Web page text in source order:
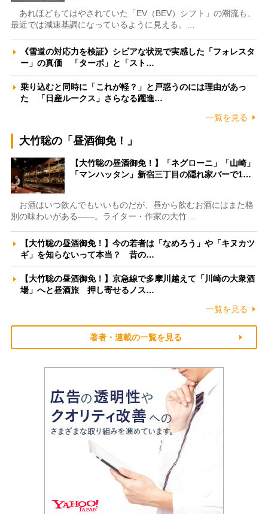
あれほどもてはやされていた「EV（BEV）シフト」の潮流も、
最近では減速基調になっているように見える。…
《雪道の対応力を検証》シビアな状況で実感した「フォレスタ
ー」の真価 「ターボ」と「スト…
乗り込むと同時に「これが軽？」と戸惑うのには理由があっ
た 「日産ルークス」さらなる躍進…
一覧を見る
大竹聡の「昼酒御免！」
【大竹聡の昼酒御免！】「ネグローニ」「山崎」
「マンハッタン」新宿三丁目の隠れ家バーで1…
お酒はいつ飲んでもいいものだが、昼から飲むお酒にはまた格
別の味わいがある――。ライター・作家の大竹…
【大竹聡の昼酒御免！】今の若者は「なめろう」や「キヌカツ
ギ」を知らないって本当？ 昔の…
【大竹聡の昼酒御免！】京急線で多摩川越えて「川崎の大衆酒
場」へと昼酒旅 押し寄せるノス…
一覧を見る
著者・連載の一覧を見る